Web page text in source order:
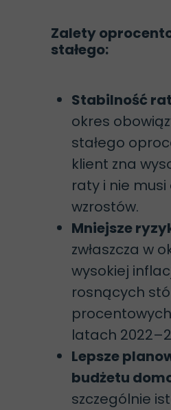
Zalety
stałego:
Stabilność
okres
stałego
klient zna
raty i nie
wzrostów.
Mniejsze
zwłaszcza w
wysokiej
rosnących
latach
Lepsze
budżetu
szczególnie